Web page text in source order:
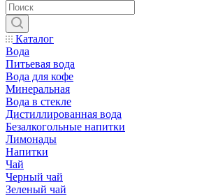
Каталог
Вода
Питьевая вода
Вода для кофе
Минеральная
Вода в стекле
Дистиллированная вода
Безалкогольные напитки
Лимонады
Напитки
Чай
Черный чай
Зеленый чай